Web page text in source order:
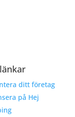
ditt företag
på Hej